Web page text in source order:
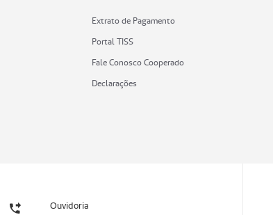
Extrato de Pagamento
Portal TISS
Fale Conosco Cooperado
Declarações
Ouvidoria